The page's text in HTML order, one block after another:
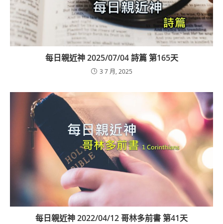
每日親近神 2025/07/04 詩篇 第165天
3 7 月, 2025
每日親近神 2022/04/12 哥林多前書 第41天